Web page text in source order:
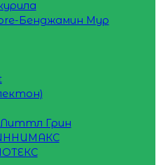
Бенджамин Мур
Литтл Грин